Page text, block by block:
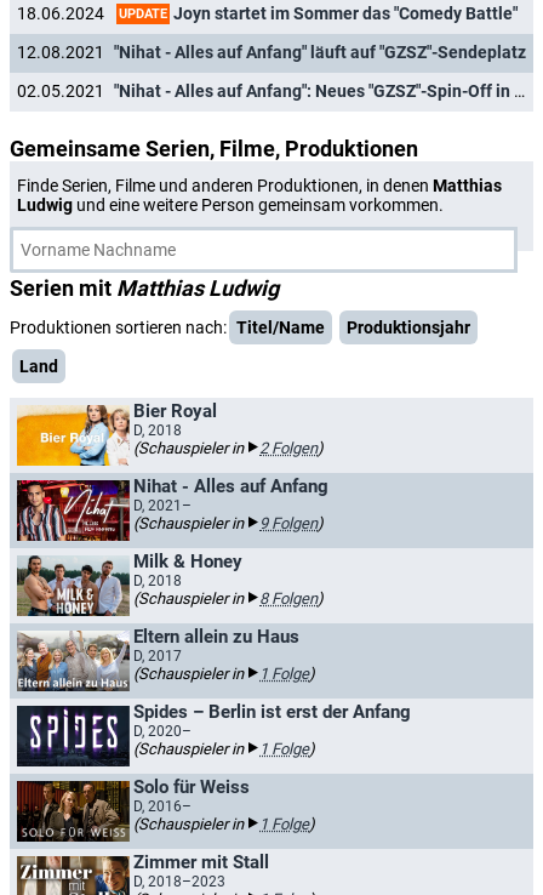
18.06.2024 UPDATE Joyn startet im Sommer das "Comedy Battle"
12.08.2021
"Nihat - Alles auf Anfang" läuft auf "GZSZ"-Sendeplatz
02.05.2021
"Nihat - Alles auf Anfang": Neues "GZSZ"-Spin-Off in Arbeit
Gemeinsame Serien, Filme, Produktionen
Finde Serien, Filme und anderen Produktionen, in denen Matthias
Ludwig und eine weitere Person gemeinsam vorkommen.
Serien mit Matthias Ludwig
Produktionen sortieren nach: Titel/Name
Produktionsjahr
Land
Bier Royal
D, 2018
(Schauspieler in 2 Folgen)
Nihat - Alles auf Anfang
D, 2021–
(Schauspieler in 9 Folgen)
Milk & Honey
D, 2018
(Schauspieler in 8 Folgen)
Eltern allein zu Haus
D, 2017
(Schauspieler in 1 Folge)
Spides – Berlin ist erst der Anfang
D, 2020–
(Schauspieler in 1 Folge)
Solo für Weiss
D, 2016–
(Schauspieler in 1 Folge)
Zimmer mit Stall
D, 2018–2023